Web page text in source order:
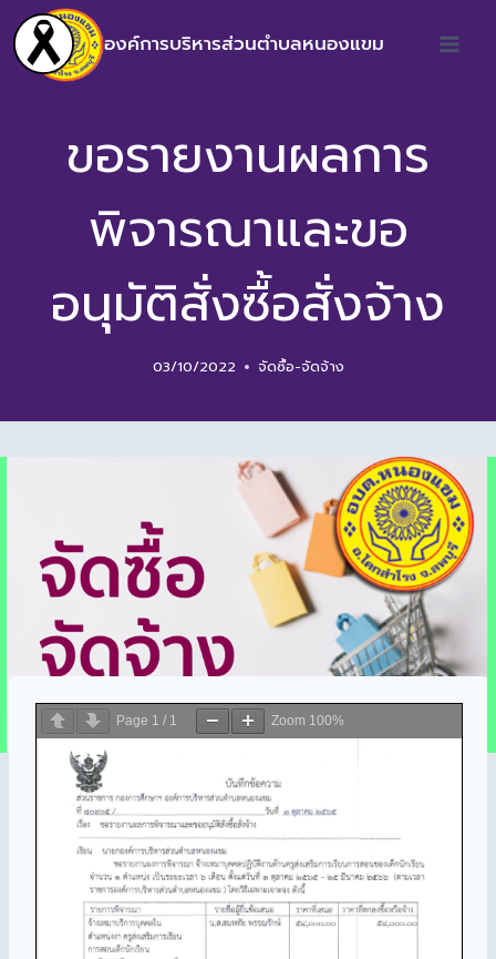
องค์การบริหารส่วนตำบลหนองแขม
ขอรายงานผลการ
พิจารณาและขอ
อนุมัติสั่งซื้อสั่งจ้าง
03/10/2022 จัดซื้อ-จัดจ้าง
Page 1 / 1 Zoom 100%